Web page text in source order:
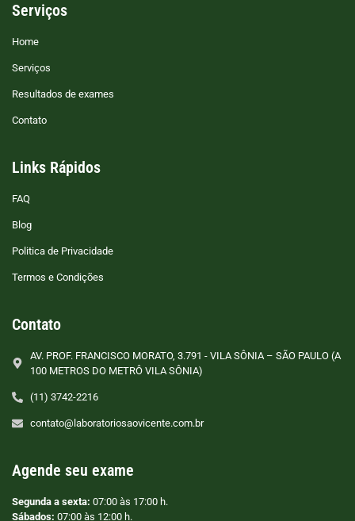
Serviços
Home
Serviços
Resultados de exames
Contato
Links Rápidos
FAQ
Blog
Politica de Privacidade
Termos e Condições
Contato
AV. PROF. FRANCISCO MORATO, 3.791 - VILA SÔNIA – SÃO PAULO (A
100 METROS DO METRÔ VILA SÔNIA)
(11) 3742-2216
contato@laboratoriosaovicente.com.br
Agende seu exame
Segunda a sexta: 07:00 às 17:00 h.
Sábados: 07:00 às 12:00 h.